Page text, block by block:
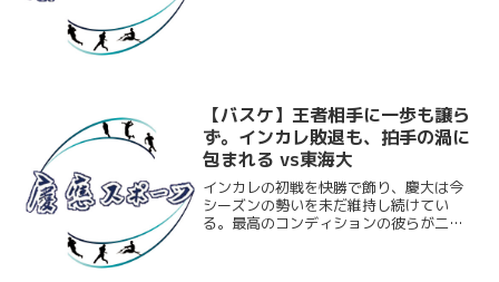
【バスケ】王者相手に一歩も譲ら
ず。インカレ敗退も、拍手の渦に
包まれる vs東海大
インカレの初戦を快勝で飾り、慶大は今
シーズンの勢いを未だ維持し続けてい
る。最高のコンディションの彼らが二回